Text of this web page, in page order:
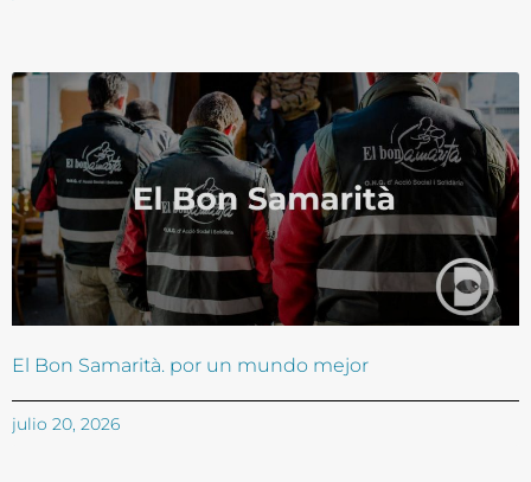
El Bon Samarità. por un mundo mejor
julio 20, 2026